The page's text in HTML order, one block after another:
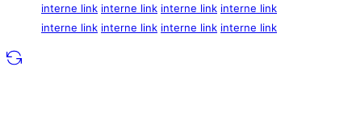
interne link interne link interne link interne link
interne link interne link interne link interne link